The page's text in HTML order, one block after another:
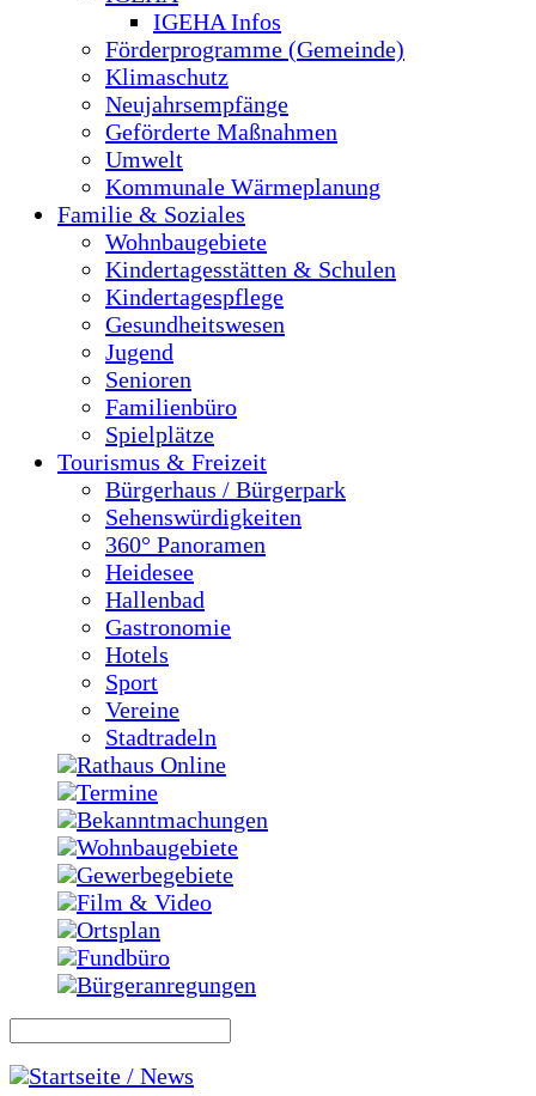
IGEHA Infos
Förderprogramme (Gemeinde)
Klimaschutz
Neujahrsempfänge
Geförderte Maßnahmen
Umwelt
Kommunale Wärmeplanung
Familie & Soziales
Wohnbaugebiete
Kindertagesstätten & Schulen
Kindertagespflege
Gesundheitswesen
Jugend
Senioren
Familienbüro
Spielplätze
Tourismus & Freizeit
Bürgerhaus / Bürgerpark
Sehenswürdigkeiten
360° Panoramen
Heidesee
Hallenbad
Gastronomie
Hotels
Sport
Vereine
Stadtradeln
Rathaus Online
Termine
Bekanntmachungen
Wohnbaugebiete
Gewerbegebiete
Film & Video
Ortsplan
Fundbüro
Bürgeranregungen
Startseite / News